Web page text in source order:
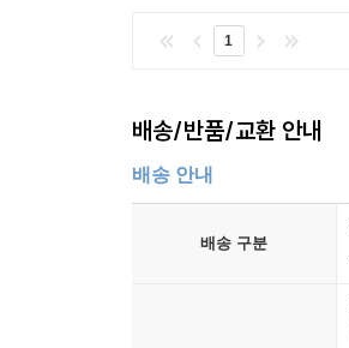
1
배송/반품/교환 안내
배송 안내
배송 구분